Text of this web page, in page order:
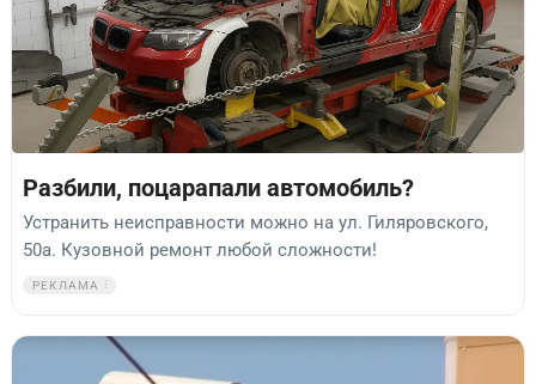
Разбили, поцарапали автомобиль?
Устранить неисправности можно на ул. Гиляровского,
50а. Кузовной ремонт любой сложности!
РЕКЛАМА